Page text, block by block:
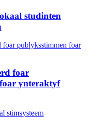
studinten
foar
ynteraktyf